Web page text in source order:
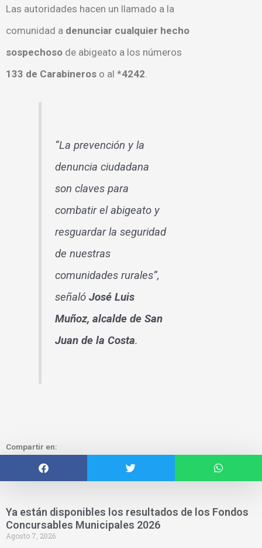
Las autoridades hacen un llamado a la
comunidad a denunciar cualquier hecho
sospechoso de abigeato a los números
133 de Carabineros o al *4242
“La prevención y la
denuncia ciudadana
son claves para
combatir el abigeato y
resguardar la seguridad
de nuestras
comunidades rurales”,
señaló José Luis
Muñoz, alcalde de San
Juan de la Costa.
Compartir en:
Ya están disponibles los resultados de los Fondos
Concursables Municipales 2026
Agosto 7, 2026